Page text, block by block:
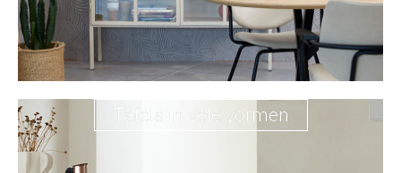
Tafels in vele vormen